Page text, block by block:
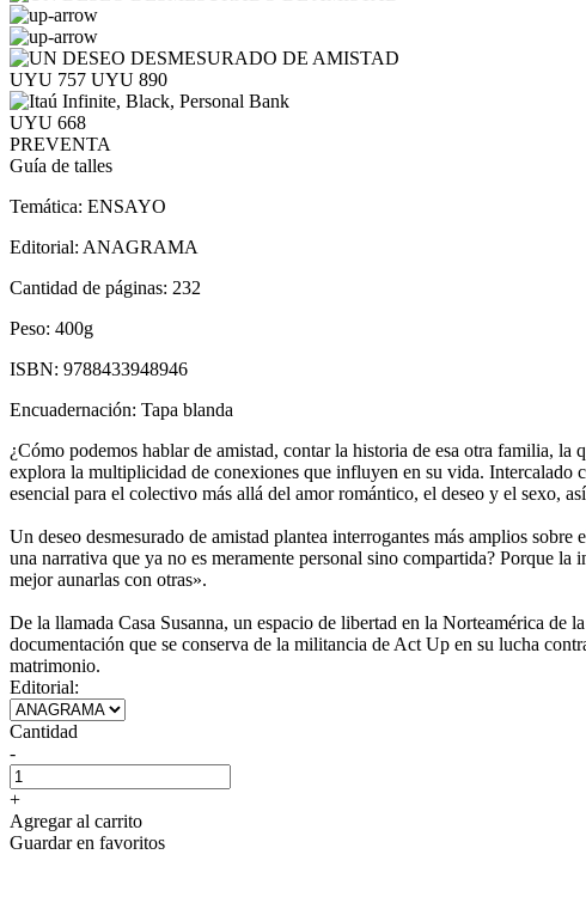
UYU 757 UYU 890
UYU 668
PREVENTA
Guía de talles
Temática: ENSAYO
Editorial: ANAGRAMA
Cantidad de páginas: 232
Peso: 400g
ISBN: 9788433948946
Encuadernación: Tapa blanda
¿Cómo podemos hablar de amistad, contar la historia de esa otra familia,
explora la multiplicidad de conexiones que influyen en su vida. Intercalado
esencial para el colectivo más allá del amor romántico, el deseo y el sexo,
Un deseo desmesurado de amistad plantea interrogantes más amplios
una narrativa que ya no es meramente personal sino compartida? Porque
mejor aunarlas con otras».
De la llamada Casa Susanna, un espacio de libertad en la Norteamérica
documentación que se conserva de la militancia de Act Up en su lucha
matrimonio.
Editorial:
Cantidad
-
+
Agregar al carrito
Guardar en favoritos